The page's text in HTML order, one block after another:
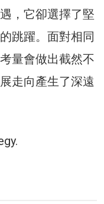
，它卻選擇了堅
跳躍。面對相同
量會做出截然不
走向產生了深遠